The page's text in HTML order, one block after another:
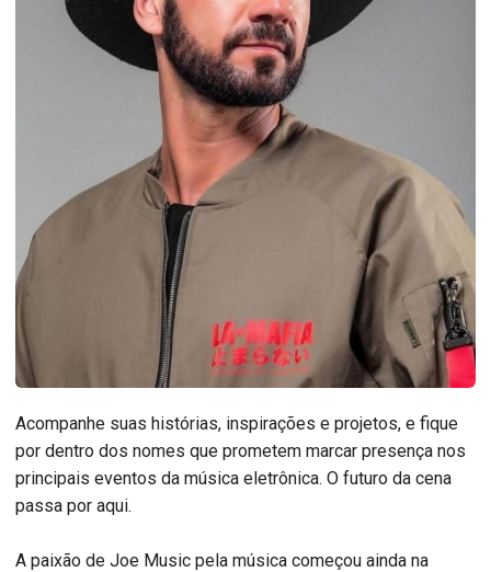
Acompanhe suas histórias, inspirações e projetos, e fique
por dentro dos nomes que prometem marcar presença nos
principais eventos da música eletrônica. O futuro da cena
passa por aqui.
A paixão de Joe Music pela música começou ainda na